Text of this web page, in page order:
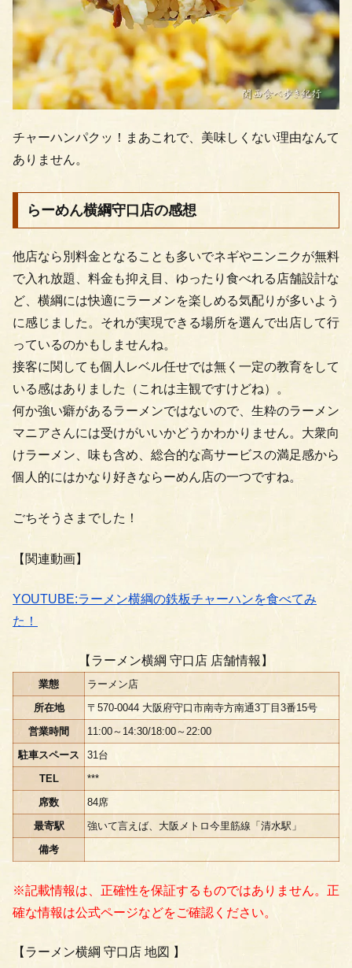
チャーハンパクッ！まあこれで、美味しくない理由なんて
ありません。
らーめん横綱守口店の感想
他店なら別料金となることも多いでネギやニンニクが無料
で入れ放題、料金も抑え目、ゆったり食べれる店舗設計な
ど、横綱には快適にラーメンを楽しめる気配りが多いよう
に感じました。それが実現できる場所を選んで出店して行
っているのかもしませんね。
接客に関しても個人レベル任せでは無く一定の教育をして
いる感はありました（これは主観ですけどね）。
何か強い癖があるラーメンではないので、生粋のラーメン
マニアさんには受けがいいかどうかわかりません。大衆向
けラーメン、味も含め、総合的な高サービスの満足感から
個人的にはかなり好きならーめん店の一つですね。
ごちそうさまでした！
【関連動画】
YOUTUBE:ラーメン横綱の鉄板チャーハンを食べてみ
た！
【ラーメン横綱 守口店 店舗情報】
業態
ラーメン店
所在地
〒570-0044 大阪府守口市南寺方南通3丁目3番15号
営業時間
11:00～14:30/18:00～22:00
駐車スペース
31台
TEL
***
席数
84席
最寄駅
強いて言えば、大阪メトロ今里筋線「清水駅」
備考
※記載情報は、正確性を保証するものではありません。正
確な情報は公式ページなどをご確認ください。
【ラーメン横綱 守口店 地図 】